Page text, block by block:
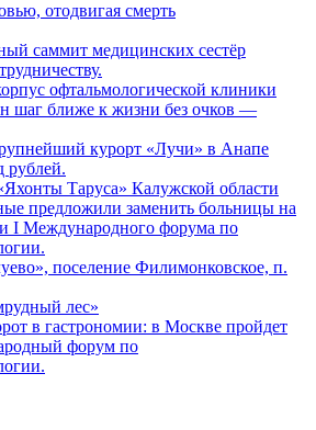
отодвигая смерть
саммит медицинских сестёр
офтальмологической клиники
шаг ближе к жизни без очков —
курорт «Лучи» в Анапе
рублей.
Таруса» Калужской области
предложили заменить больницы на
I Международного форума по
поселение Филимонковское, п.
лес»
в гастрономии: в Москве пройдет
форум по